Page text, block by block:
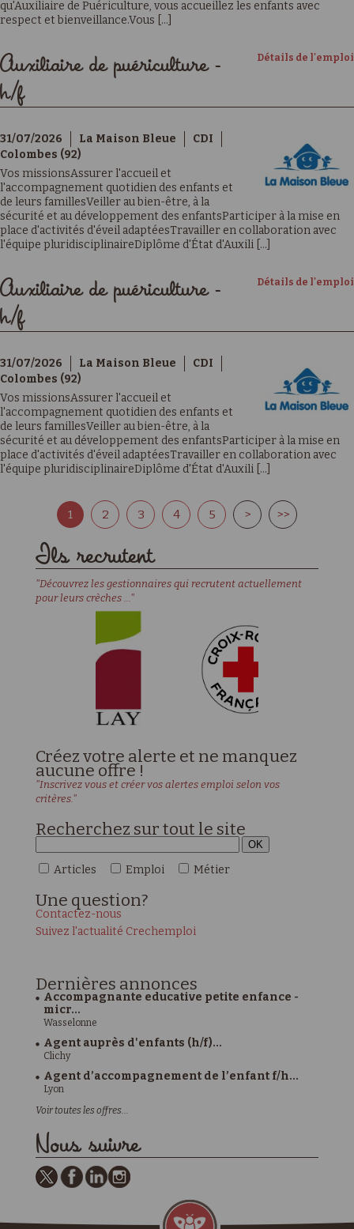
qu'Auxiliaire de Puériculture, vous accueillez les enfants avec
respect et bienveillance.Vous [...]
Détails de l'emploi
Auxiliaire de puériculture -
h/f
31/07/2026 La Maison Bleue
CDI
Colombes (92)
Vos missionsAssurer l'accueil et
l'accompagnement quotidien des enfants et
de leurs famillesVeiller au bien-être, à la
sécurité et au développement des enfantsParticiper à la mise en
place d'activités d'éveil adaptéesTravailler en collaboration avec
l'équipe pluridisciplinaireDiplôme d'État d'Auxili [...]
Détails de l'emploi
Auxiliaire de puériculture -
h/f
31/07/2026 La Maison Bleue
CDI
Colombes (92)
Vos missionsAssurer l'accueil et
l'accompagnement quotidien des enfants et
de leurs famillesVeiller au bien-être, à la
sécurité et au développement des enfantsParticiper à la mise en
place d'activités d'éveil adaptéesTravailler en collaboration avec
l'équipe pluridisciplinaireDiplôme d'État d'Auxili [...]
1 2 3 4 5 > >>
Ils recrutent
"Découvrez les gestionnaires qui recrutent actuellement
pour leurs crèches ..."
Créez votre alerte et ne manquez
aucune offre !
"Inscrivez vous et créer vos alertes emploi selon vos
critères."
Recherchez sur tout le site
Articles Emploi Métier
Une question?
Contactez-nous
Suivez l'actualité Crechemploi
Dernières annonces
Accompagnante educative petite enfance -
micr...
Wasselonne
Agent auprès d'enfants (h/f)...
Clichy
Agent d’accompagnement de l’enfant f/h...
Lyon
Voir toutes les offres...
Nous suivre